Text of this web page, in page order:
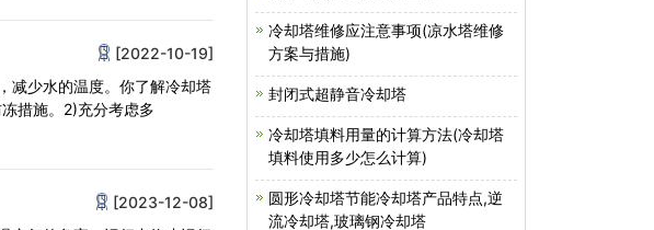
[2022-10-19]
减少水的温度。你了解冷却塔
措施。2)充分考虑多
[2023-12-08]
冷却塔维修应注意事项(凉水塔维修
方案与措施)
封闭式超静音冷却塔
冷却塔填料用量的计算方法(冷却塔
填料使用多少怎么计算)
圆形冷却塔节能冷却塔产品特点,逆
流冷却塔,玻璃钢冷却塔